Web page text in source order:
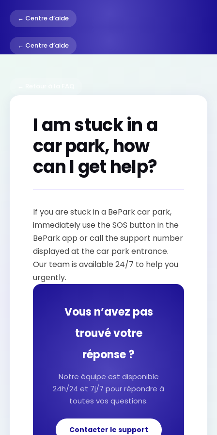
← Centre d’aide
← Centre d’aide
I am stuck in a
car park, how
can I get help?
If you are stuck in a BePark car park,
immediately use the SOS button in the
BePark app or call the support number
displayed at the car park entrance.
Our team is available 24/7 to help you
urgently.
Vous n’avez pas
trouvé votre
réponse ?
Notre équipe est disponible
24h/24 et 7j/7 pour répondre à
toutes vos questions.
Contacter le support